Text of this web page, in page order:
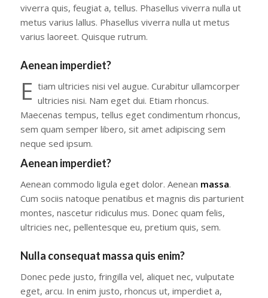
viverra quis, feugiat a, tellus. Phasellus viverra nulla ut
metus varius lallus. Phasellus viverra nulla ut metus
varius laoreet. Quisque rutrum.
Aenean imperdiet?
E tiam ultricies nisi vel augue. Curabitur ullamcorper
ultricies nisi. Nam eget dui. Etiam rhoncus.
Maecenas tempus, tellus eget condimentum rhoncus,
sem quam semper libero, sit amet adipiscing sem
neque sed ipsum.
Aenean imperdiet?
Aenean commodo ligula eget dolor. Aenean massa.
Cum sociis natoque penatibus et magnis dis parturient
montes, nascetur ridiculus mus. Donec quam felis,
ultricies nec, pellentesque eu, pretium quis, sem.
Nulla consequat massa quis enim?
Donec pede justo, fringilla vel, aliquet nec, vulputate
eget, arcu. In enim justo, rhoncus ut, imperdiet a,